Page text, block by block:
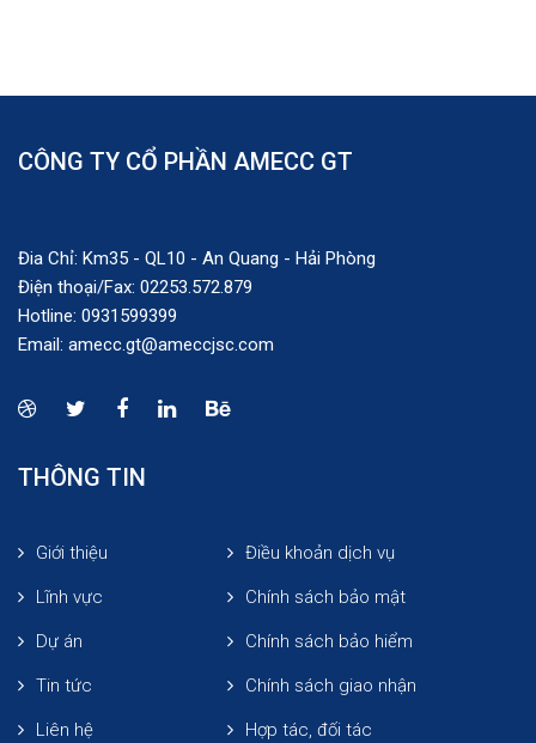
CÔNG TY CỔ PHẦN AMECC GT
Đia Chỉ: Km35 - QL10 - An Quang - Hải Phòng
Điện thoại/Fax: 02253.572.879
Hotline: 0931599399
Email: amecc.gt@ameccjsc.com
THÔNG TIN
Giới thiệu
Lĩnh vực
Dự án
Tin tức
Liên hệ
Điều khoản dịch vụ
Chính sách bảo mật
Chính sách bảo hiểm
Chính sách giao nhận
Hợp tác, đối tác